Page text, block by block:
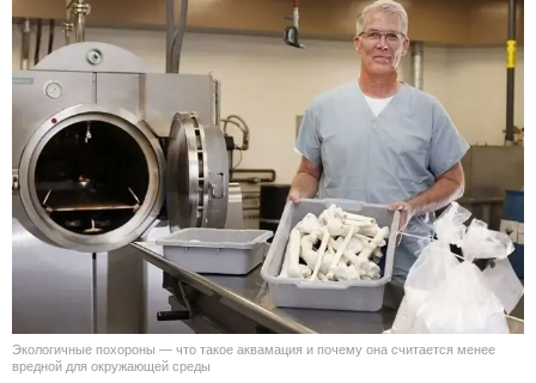
ЭКОНОМИКА
ОБЩЕСТВО
КУЛЬТУРА
НАУКА
СПОРТ
ШОУ-БИЗНЕС
Экологичные похороны — что такое аквамация и почему она считается менее
вредной для окружающей среды